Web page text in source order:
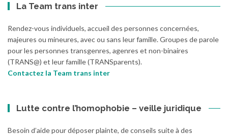
La Team trans inter
Rendez-vous individuels, accueil des personnes concernées,
majeures ou mineures, avec ou sans leur famille. Groupes de parole
pour les personnes transgenres, agenres et non-binaires
(TRANS@) et leur famille (TRANSparents).
Contactez la Team trans inter
Lutte contre l’homophobie – veille juridique
Besoin d’aide pour déposer plainte, de conseils suite à des